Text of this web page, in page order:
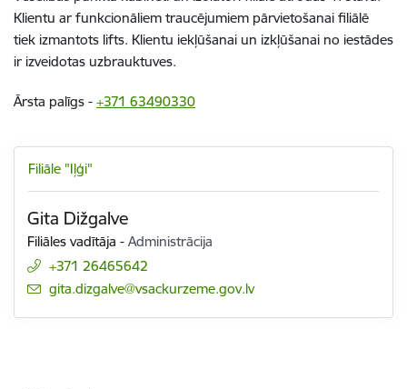
Klientu ar funkcionāliem traucējumiem pārvietošanai filiālē
tiek izmantots lifts. Klientu iekļūšanai un izkļūšanai no iestādes
ir izveidotas uzbrauktuves.
Ārsta palīgs - +371 63490330
Filiāle "Iļģi"
Gita Dižgalve
Filiāles vadītāja -Administrācija
+371 26465642
E-pasts:
gita.dizgalve@vsackurzeme.gov.lv